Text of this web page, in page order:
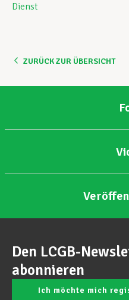
Dienst
ZURÜCK ZUR ÜBERSICHT
Den LCGB-
abonnieren
Ich möchte mich